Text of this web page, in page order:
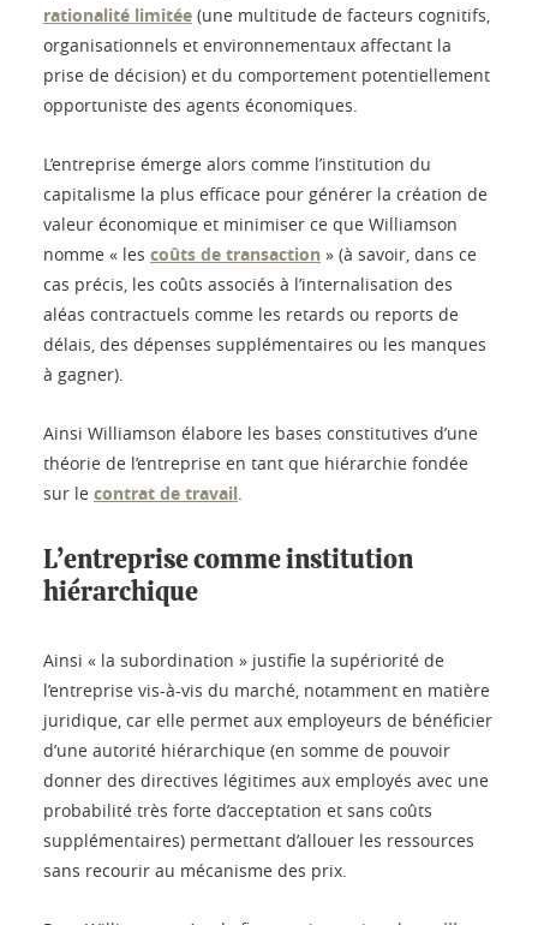
rationalité limitée (une multitude de facteurs cognitifs,
organisationnels et environnementaux affectant la
prise de décision) et du comportement potentiellement
opportuniste des agents économiques.
L’entreprise émerge alors comme l’institution du
capitalisme la plus efficace pour générer la création de
valeur économique et minimiser ce que Williamson
nomme « les coûts de transaction » (à savoir, dans ce
cas précis, les coûts associés à l’internalisation des
aléas contractuels comme les retards ou reports de
délais, des dépenses supplémentaires ou les manques
à gagner).
Ainsi Williamson élabore les bases constitutives d’une
théorie de l’entreprise en tant que hiérarchie fondée
sur le contrat de travail.
L’entreprise comme institution
hiérarchique
Ainsi « la subordination » justifie la supériorité de
l’entreprise vis-à-vis du marché, notamment en matière
juridique, car elle permet aux employeurs de bénéficier
d’une autorité hiérarchique (en somme de pouvoir
donner des directives légitimes aux employés avec une
probabilité très forte d’acceptation et sans coûts
supplémentaires) permettant d’allouer les ressources
sans recourir au mécanisme des prix.